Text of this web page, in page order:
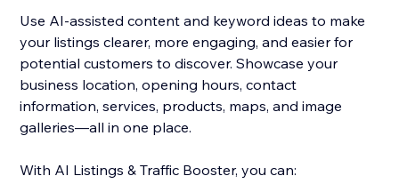
Use AI-assisted content and keyword ideas to make
your listings clearer, more engaging, and easier for
potential customers to discover. Showcase your
business location, opening hours, contact
information, services, products, maps, and image
galleries—all in one place.
With AI Listings & Traffic Booster, you can: